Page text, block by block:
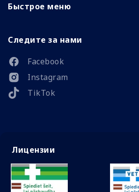
Быстрое меню
Следите за нами
Facebook
Instagram
TikTok
Лицензии